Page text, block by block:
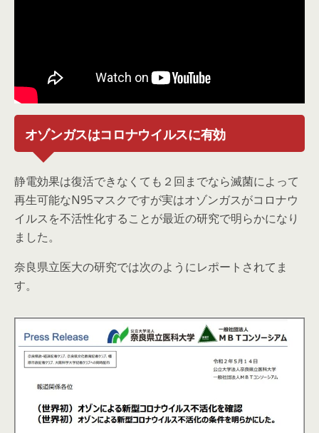
オゾンガスはコロナウイルスに有効
静電効果は復活できなくても２回までなら滅菌によって
再生可能なN95マスクですが実はオゾンガスがコロナウ
イルスを不活性化することが最近の研究で明らかになり
ました。
奈良県立医大の研究では次のようにレポートされてま
す。